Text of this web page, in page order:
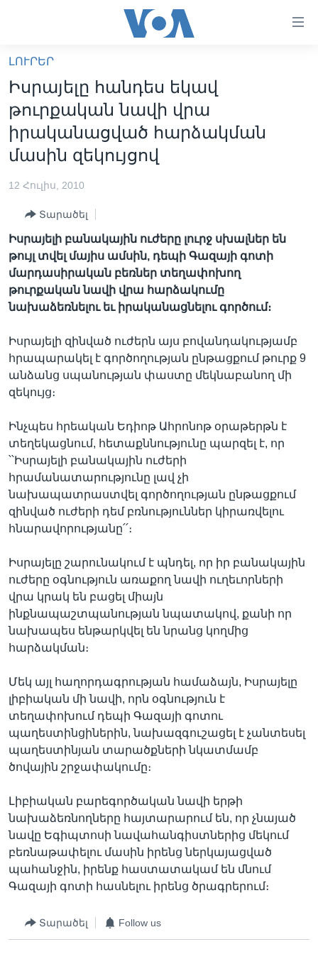
հիմնական
բովանդակությանը
անցնել
հիմնական
բովանդակությանը
հիմնական
ԼՈՒՐԵՐ
ՍՓՅՈՒՌՔ
ՏԵՍԱՆՅՈՒԹԵՐ
«ԱՄԵՐԻԿԱՅԻ ՁԱՅՆ»-Ի ԿԱՆՈՆԱԴՐՈՒԹՅՈՒՆ
ԿԱՊ ՄԵԶ ՀԵՏ
Learning English
ՀԵՏԵՒԵՔ ՄԵԶ
Լեզուներ
ԼՈՒՐԵՐ
Իսրայելը հանդես եկավ
թուրքական նավի վրա
իրականացված հարձակման
մասին զեկույցով
12 Հուլիս, 2010
Տարածել
Իսրայելի բանակային ուժերը լուրջ սխալներ են
թույլ տվել մայիս ամսին, դեպի Գազայի գոտի
մարդասիրական բեռներ տեղափոխող
թուրքական նավի վրա հարձակումը
նախաձեռնելու եւ իրականացնելու գործում։
Իսրայելի զինված ուժերն այս բովանդակությամբ
հրապարակել է գործողության ընթացքում թուրք 9
անձանց սպանության փաստը մեկնաբանող մի
զեկույց։
Ինչպես հրեական Եդիոթ Ահրոնոթ օրաթերթն է
տեղեկացնում, հետաքննությունը պարզել է, որ
՝՝Իսրայելի բանակային ուժերի
հրամանատարությունը լավ չի
նախապատրաստվել գործողության ընթացքում
զինված ուժերի դեմ բռնություններ կիրառվելու
հնարավորությանը՛՛։
Իսրայելը շարունակում է պնդել, որ իր բանակային
ուժերը օգնություն առաքող նավի ուղեւորների
վրա կրակ են բացել միայն
ինքնապաշտպանության նպատակով, քանի որ
նախապես ենթարկվել են նրանց կողմից
հարձակման։
Մեկ այլ հաղորդագրության համաձայն, Իսրայելը
լիբիական մի նավի, որն օգնություն է
տեղափոխում դեպի Գազայի գոտու
պաղեստինցիներին, նախազգուշացել է չանտեսել
պաղեստինյան տարածքների նկատմամբ
ծովային շրջափակումը։
Լիբիական բարեգործական նավի երթի
նախաձեռնողները հայտարարում են, որ չնայած
նավը Եգիպտոսի նավահանգիստներից մեկում
բեռնաթափելու մասին իրենց ներկայացված
պահանջին, իրենք հաստատակամ են մնում
Գազայի գոտի հասնելու իրենց ծրագրերում։
Տարածել Follow us